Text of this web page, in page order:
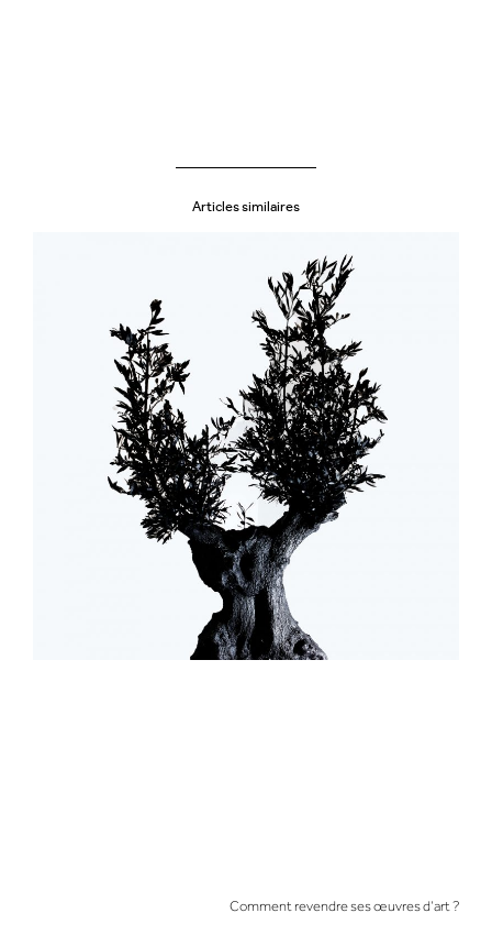
Articles similaires
Comment revendre ses œuvres d’art ?